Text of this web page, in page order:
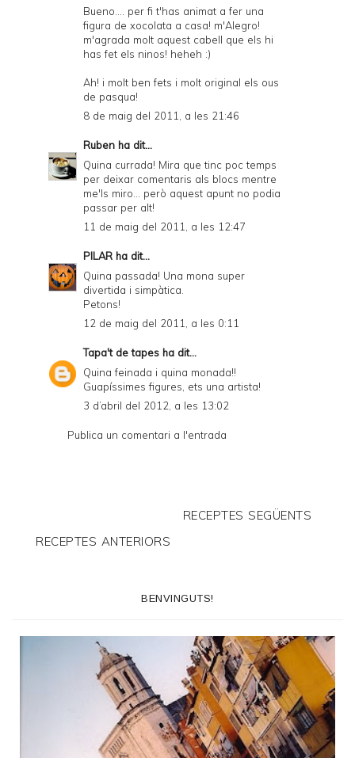
Bueno.... per fi t'has animat a fer una
figura de xocolata a casa! m'Alegro!
m'agrada molt aquest cabell que els hi
has fet els ninos! heheh :)
Ah! i molt ben fets i molt original els ous
de pasqua!
8 de maig del 2011, a les 21:46
Ruben ha dit...
Quina currada! Mira que tinc poc temps
per deixar comentaris als blocs mentre
me'ls miro... però aquest apunt no podia
passar per alt!
11 de maig del 2011, a les 12:47
PILAR ha dit...
Quina passada! Una mona super
divertida i simpàtica.
Petons!
12 de maig del 2011, a les 0:11
Tapa't de tapes ha dit...
Quina feinada i quina monada!!
Guapíssimes figures, ets una artista!
3 d’abril del 2012, a les 13:02
Publica un comentari a l'entrada
RECEPTES SEGÜENTS
RECEPTES ANTERIORS
BENVINGUTS!